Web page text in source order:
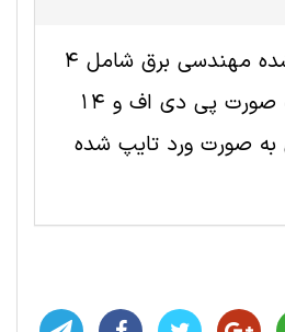
این مقاله ترجمه شده مهندسی برق شامل 4
صفحه انگلیسی به صورت پی دی اف و 14
صورت ورد تایپ شده